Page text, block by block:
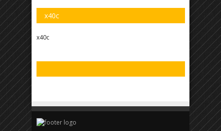
x40c
x40c